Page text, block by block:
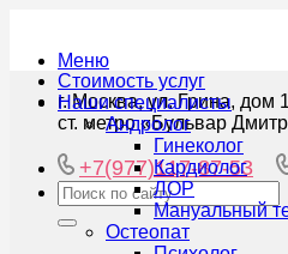
Меню
г. Москва, ул. Грина, дом
ст. метро «Бульвар
+7(977)117-87-53
Стоимость услуг
Наши специалисты
Андролог
Гинеколог
Кардиолог
ЛОР
Мануальный
Остеопат